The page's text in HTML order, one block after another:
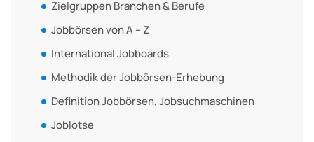
Zielgruppen Branchen & Berufe
Jobbörsen von A – Z
International Jobboards
Methodik der Jobbörsen-Erhebung
Definition Jobbörsen, Jobsuchmaschinen
Joblotse